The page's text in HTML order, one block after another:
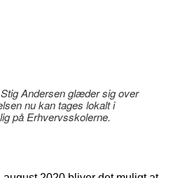
Andersen glæder sig over
nu kan tages lokalt i
på Erhvervsskolerne.